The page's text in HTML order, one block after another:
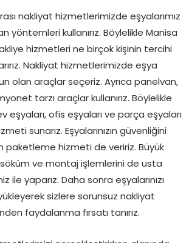
nakliyat hizmetlerimizde eşyalarımız
yöntemleri kullanırız. Böylelikle Manisa
hizmetleri ne birçok kişinin tercihi
Nakliyat hizmetlerimizde eşya
olan araçlar seçeriz. Ayrıca panelvan,
tarzı araçlar kullanırız. Böylelikle
eşyaları, ofis eşyaları ve parça eşyaları
sunarız. Eşyalarınızın güvenliğini
paketleme hizmeti de veririz. Büyük
söküm ve montaj işlemlerini de usta
ile yaparız. Daha sonra eşyalarınızı
sizlere sorunsuz nakliyat
faydalanma fırsatı tanırız.